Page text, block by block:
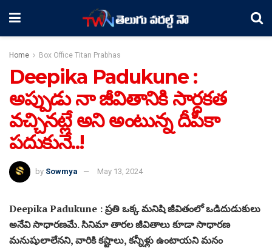
Home Box Office Titan Prabhas
Deepika Padukune :
అప్పుడు నా జీవితానికి సార్ధకత
వచ్చినట్లే అని అంటున్న దీపికా
పదుకునే..!
by Sowmya May 13, 2024
Deepika Padukune : ప్రతి ఒక్క మనిషి జీవితంలో ఒడిదుడుకులు
అనేవి సాధారణమే. సినిమా తారల జీవితాలు కూడా సాధారణ
మనుషులాలేనని, వారికి కష్టాలు, కన్నీళ్లు ఉంటాయని మనం